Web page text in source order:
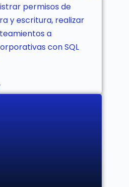
permisos de
y escritura, realizar
a
con SQL